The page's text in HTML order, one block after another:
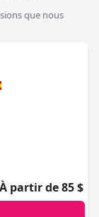
que nous
À partir de 85 $